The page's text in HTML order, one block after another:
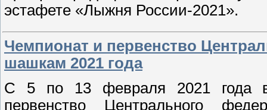
эстафете «Лыжня России-2021».
Чемпионат и первенство
шашкам 2021 года
С 5 по 13 февраля 2021 года в
первенство Центрального